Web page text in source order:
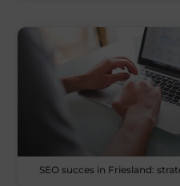
SEO succes in Friesland: